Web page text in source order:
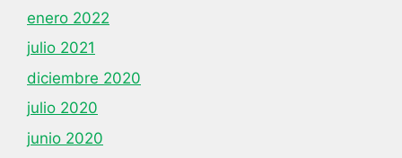
enero 2022
julio 2021
diciembre 2020
julio 2020
junio 2020